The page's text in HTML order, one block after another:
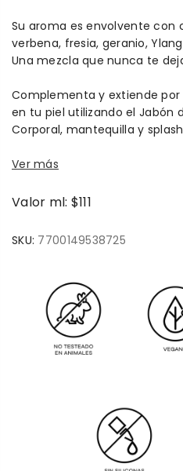
Su aroma es envolvente con
verbena, fresia, geranio,
Una mezcla que nunca te
Complementa y extiende
en tu piel utilizando el Jabón
Corporal, mantequilla y
Ver más
Valor ml: $111
SKU: 7700149538725